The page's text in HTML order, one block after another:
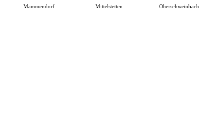
Mammendorf Mittelstetten Oberschweinbach